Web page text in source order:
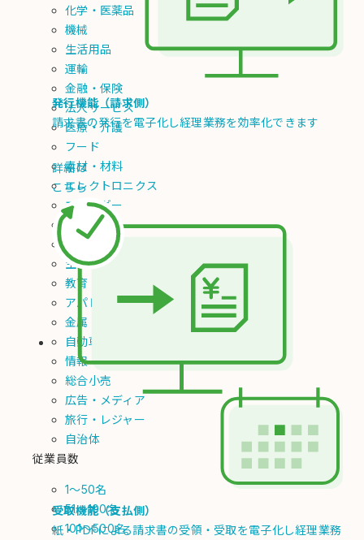
化学・医薬品
機械
生活用品
運輸
金融・保険
法人サービス
医療・介護
フード
素材・材料
エレクトロニクス
エネルギー
総合卸
不動産
生活サービス
教育
アパレル
金属
自動車・輸送用機器
情報・通信
総合小売
広告・メディア
旅行・レジャー
自治体
従業員数
1～50名
51～100名
101～500名
発行機能（請求側）
請求書の発行を電子化し経理業務を効率化できます
詳細は
こちら
受取機能（支払側）
紙・PDFによる請求書の受領・受取を電子化し経理業務